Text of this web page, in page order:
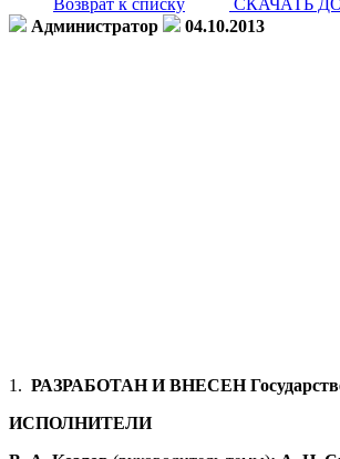
Администратор
04.10.2013
1. РАЗРАБОТАН И ВНЕСЕН
ИСПОЛНИТЕЛИ